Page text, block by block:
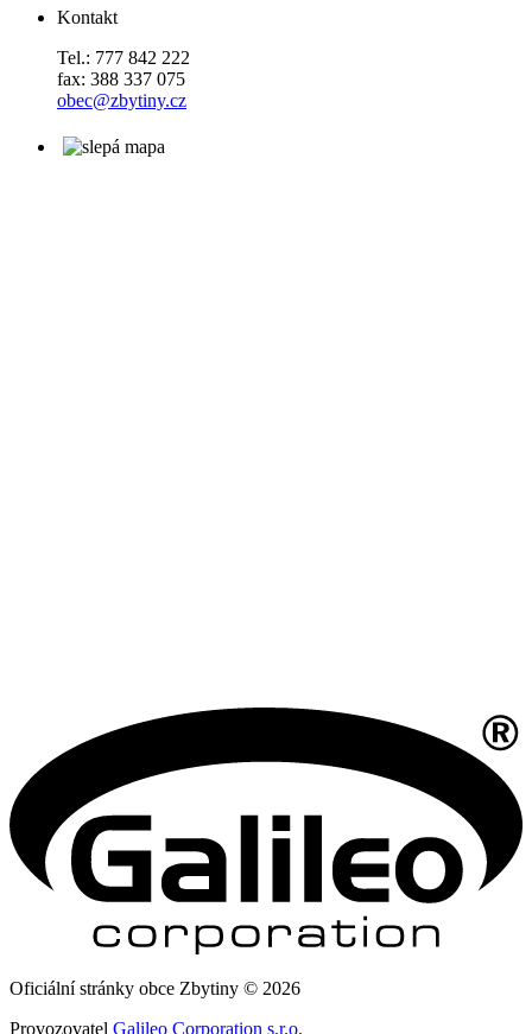
Kontakt
Tel.: 777 842 222
fax: 388 337 075
obec@zbytiny.cz
Oficiální stránky obce Zbytiny © 2026
Provozovatel Galileo Corporation s.r.o.